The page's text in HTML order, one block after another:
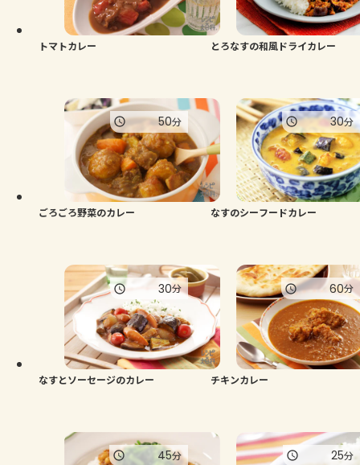
トマトカレー とろなすの和風ドライカレー
ごろごろ野菜のカレー
50分
なすのシーフードカレー
30分
なすとソーセージのカレー
30分
チキンカレー
60分
45分 25分